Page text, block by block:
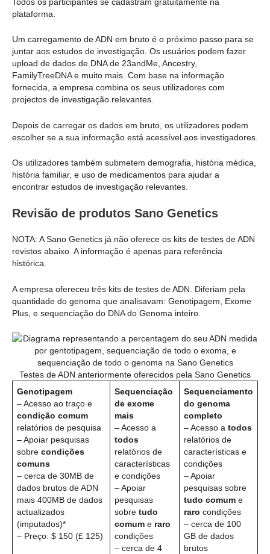
plataforma.
Um carregamento de ADN em bruto é o próximo passo para se
juntar aos estudos de investigação. Os usuários podem fazer
upload de dados de DNA de 23andMe, Ancestry,
FamilyTreeDNA e muito mais. Com base na informação
fornecida, a empresa combina os seus utilizadores com
projectos de investigação relevantes.
Depois de carregar os dados em bruto, os utilizadores podem
escolher se a sua informação está acessível aos investigadores.
Os utilizadores também submetem demografia, história médica,
história familiar, e uso de medicamentos para ajudar a
encontrar estudos de investigação relevantes.
Revisão de produtos Sano Genetics
NOTA: A Sano Genetics já não oferece os kits de testes de ADN
revistos abaixo. A informação é apenas para referência
histórica.
A empresa ofereceu três kits de testes de ADN. Diferiam pela
quantidade do genoma que analisavam: Genotipagem, Exome
Plus, e sequenciação do DNA do Genoma inteiro.
Testes de ADN anteriormente oferecidos pela Sano Genetics
Genotipagem
– Acesso ao traço e
condição comum
relatórios de pesquisa
– Apoiar pesquisas
sobre condições
comuns
– cerca de 30MB de
dados brutos de ADN
mais 400MB de dados
actualizados
(imputados)*
– Preço: $ 150 (£ 125)
Sequenciação
de exome
mais
– Acesso a
todos
relatórios de
características
e condições
– Apoiar
pesquisas
sobre tudo
comum e raro
condições
– cerca de 4
Sequenciamento
do genoma
completo
– Acesso a todos
relatórios de
características e
condições
– Apoiar
pesquisas sobre
tudo comum e
raro condições
– cerca de 100
GB de dados
brutos